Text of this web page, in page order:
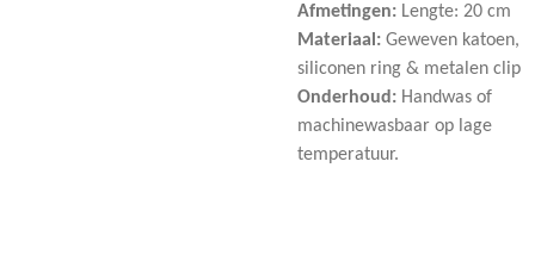
Afmetingen: Lengte: 20 cm
Materiaal: Geweven katoen,
siliconen ring & metalen clip
Onderhoud: Handwas of
machinewasbaar op lage
temperatuur.